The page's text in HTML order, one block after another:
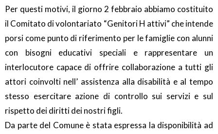
Per questi motivi, il giorno 2 febbraio abbiamo costituito
il Comitato di volontariato “Genitori H attivi” che intende
porsi come punto di riferimento per le famiglie con alunni
con bisogni educativi speciali e rappresentare un
interlocutore capace di offrire collaborazione a tutti gli
attori coinvolti nell’ assistenza alla disabilità e al tempo
stesso esercitare azione di controllo sui servizi e sul
rispetto dei diritti dei nostri figli.
Da parte del Comune è stata espressa la disponibilità ad